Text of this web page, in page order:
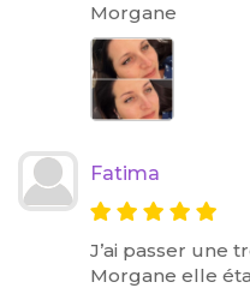
Morgane
Fatima
J’ai passer une
Morgane elle